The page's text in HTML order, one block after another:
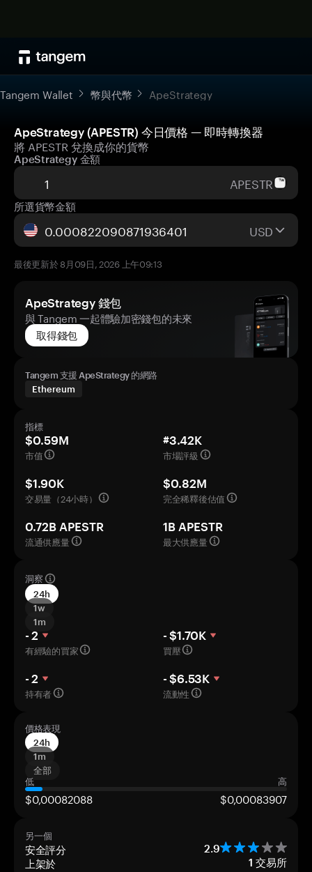
Tangem Wallet 幣與代幣 ApeStrategy
ApeStrategy (APESTR) 今日價格 — 即時轉換器
將 APESTR 兌換成你的貨幣
ApeStrategy 金額
APESTR
所選貨幣金額
USD
最後更新於 8月09日, 2026 上午09:13
ApeStrategy 錢包
與 Tangem 一起體驗加密錢包的未來
取得錢包
Tangem 支援 ApeStrategy 的網路
Ethereum
指標
$0.59M
市值
#3.42K
市場評級
$1.90K
交易量（24小時）
$0.82M
完全稀釋後估值
0.72B APESTR
流通供應量
1B APESTR
最大供應量
洞察
24h
1w
1m
- 2
有經驗的買家
- $1.70K
買壓
- 2
持有者
- $6.53K
流動性
價格表現
24h
1m
全部
低
高
$0,00082088 $0,00083907
另一個
安全評分 2.9
上架於 1 交易所